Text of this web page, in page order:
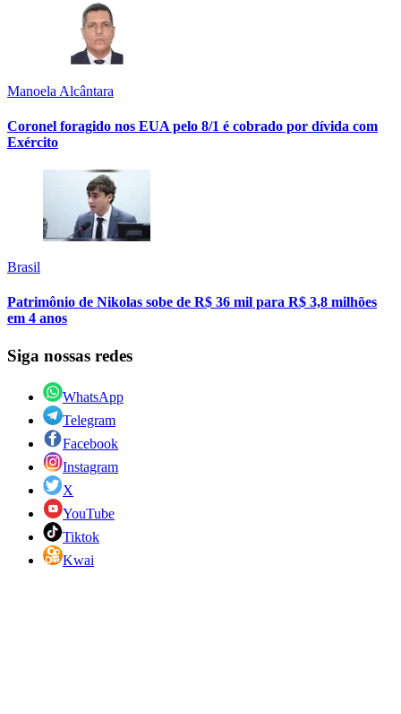
Manoela Alcântara
Coronel foragido nos EUA pelo 8/1 é cobrado por dívida com
Exército
Brasil
Patrimônio de Nikolas sobe de R$ 36 mil para R$ 3,8 milhões
em 4 anos
Siga nossas redes
WhatsApp
Telegram
Facebook
Instagram
X
YouTube
Tiktok
Kwai